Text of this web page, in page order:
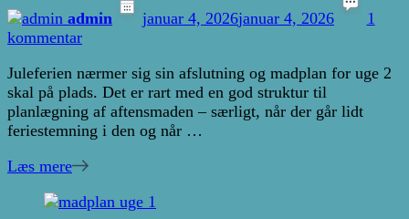
admin januar 4, 2026januar 4, 2026
1
kommentartil
madplan
–
uge
2
Juleferien nærmer sig sin afslutning og madplan for uge 2
skal på plads. Det er rart med en god struktur til
planlægning af aftensmaden – særligt, når der går lidt
feriestemning i den og når …
Læs mere